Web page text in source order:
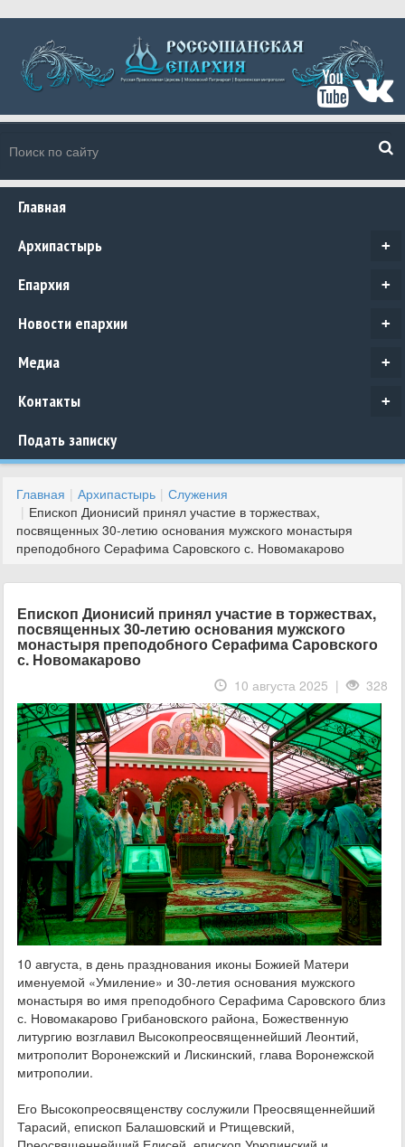
Главная
+
Архипастырь
+
Епархия
+
Новости епархии
+
Медиа
+
Контакты
Подать записку
Главная Архипастырь
Служения
Епископ Дионисий принял участие в торжествах,
посвященных 30-летию основания мужского монастыря
преподобного Серафима Саровского с. Новомакарово
Епископ Дионисий принял участие в торжествах,
посвященных 30-летию основания мужского
монастыря преподобного Серафима Саровского
с. Новомакарово
10 августа 2025 | 328
10 августа, в день празднования иконы Божией Матери
именуемой «Умиление» и 30-летия основания мужского
монастыря во имя преподобного Серафима Саровского близ
с. Новомакарово Грибановского района, Божественную
литургию возглавил Высокопреосвященнейший Леонтий,
митрополит Воронежский и Лискинский, глава Воронежской
митрополии.
Его Высокопреосвященству сослужили Преосвященнейший
Тарасий, епископ Балашовский и Ртищевский,